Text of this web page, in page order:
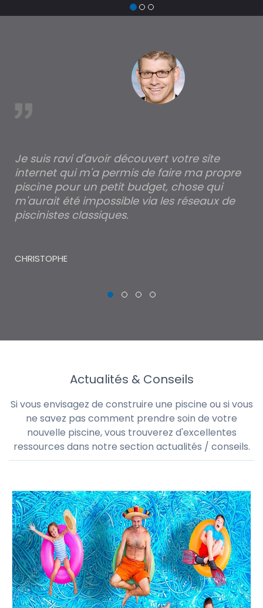
Je suis ravi d'avoir découvert votre site
internet qui m'a permis de faire ma propre
piscine pour un petit budget, chose qui
m'aurait été impossible via les réseaux de
piscinistes classiques.
CHRISTOPHE
Actualités & Conseils
Si vous envisagez de construire une piscine ou si vous
ne savez pas comment prendre soin de votre
nouvelle piscine, vous trouverez d'excellentes
ressources dans notre section actualités / conseils.